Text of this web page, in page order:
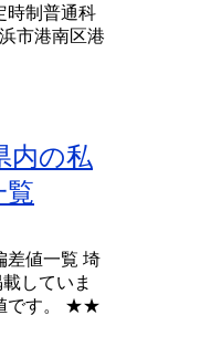
時制普通科
市港南区港
内の私
覧
差値一覧 埼
していま
です。 ★★